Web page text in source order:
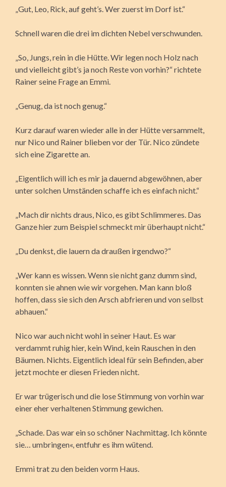
„Gut, Leo, Rick, auf geht’s. Wer zuerst im Dorf ist.“
Schnell waren die drei im dichten Nebel verschwunden.
„So, Jungs, rein in die Hütte. Wir legen noch Holz nach
und vielleicht gibt’s ja noch Reste von vorhin?“ richtete
Rainer seine Frage an Emmi.
„Genug, da ist noch genug.“
Kurz darauf waren wieder alle in der Hütte versammelt,
nur Nico und Rainer blieben vor der Tür. Nico zündete
sich eine Zigarette an.
„Eigentlich will ich es mir ja dauernd abgewöhnen, aber
unter solchen Umständen schaffe ich es einfach nicht.“
„Mach dir nichts draus, Nico, es gibt Schlimmeres. Das
Ganze hier zum Beispiel schmeckt mir überhaupt nicht.“
„Du denkst, die lauern da draußen irgendwo?“
„Wer kann es wissen. Wenn sie nicht ganz dumm sind,
konnten sie ahnen wie wir vorgehen. Man kann bloß
hoffen, dass sie sich den Arsch abfrieren und von selbst
abhauen.“
Nico war auch nicht wohl in seiner Haut. Es war
verdammt ruhig hier, kein Wind, kein Rauschen in den
Bäumen. Nichts. Eigentlich ideal für sein Befinden, aber
jetzt mochte er diesen Frieden nicht.
Er war trügerisch und die lose Stimmung von vorhin war
einer eher verhaltenen Stimmung gewichen.
„Schade. Das war ein so schöner Nachmittag. Ich könnte
sie… umbringen«, entfuhr es ihm wütend.
Emmi trat zu den beiden vorm Haus.